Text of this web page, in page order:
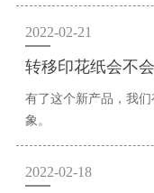
2022-02-21
转移印花纸会不
有了这个新产品，我
象。
2022-02-18